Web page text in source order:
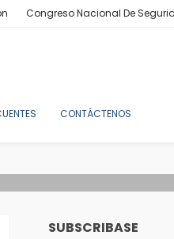
Congreso Nacional De
CONTÁCTENOS
SUBSCRIBASE